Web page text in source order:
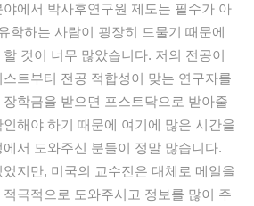
에서 박사후연구원 제도는 필수가 아
학하는 사람이 굉장히 드물기 때문에
것이 너무 많았습니다. 저의 전공이
트부터 전공 적합성이 맞는 연구자를
학금을 받으면 포스트닥으로 받아줄
해야 하기 때문에 여기에 많은 시간을
서 도와주신 분들이 정말 많습니다.
지만, 미국의 교수진은 대체로 메일을
극적으로 도와주시고 정보를 많이 주